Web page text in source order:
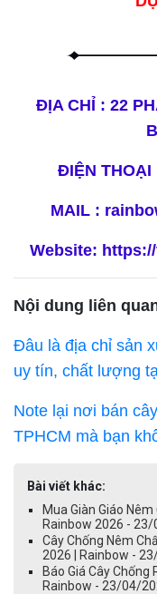
ĐỊA CHỈ : 22
ĐIỆN THOẠI
MAIL :
Website:
Nội dung liên
Đâu là địa chỉ sản
uy tín, chất lượng
Note lại nơi bán
TPHCM mà bạn
Bài viết khác:
Mua Giàn Giáo
Rainbow 2026 -
Cây Chống Nêm
2026 | Rainbow -
Báo Giá Cây Chống
Rainbow - 23/04/